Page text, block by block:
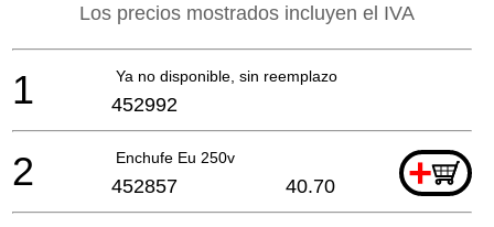
Los precios mostrados incluyen el IVA
Ya no disponible, sin reemplazo
1 452992
Enchufe Eu 250v +
2 452857 40.70